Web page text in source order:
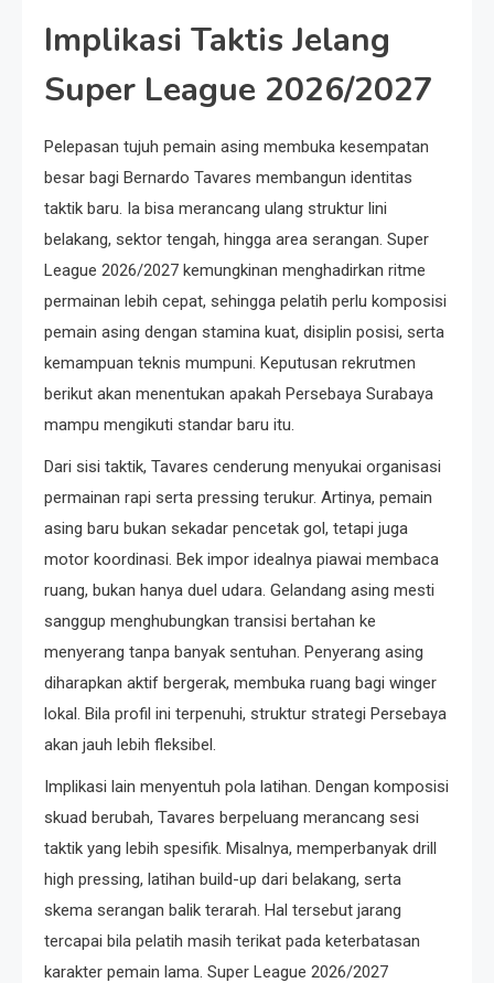
Implikasi Taktis Jelang
Super League 2026/2027
Pelepasan tujuh pemain asing membuka kesempatan
besar bagi Bernardo Tavares membangun identitas
taktik baru. Ia bisa merancang ulang struktur lini
belakang, sektor tengah, hingga area serangan. Super
League 2026/2027 kemungkinan menghadirkan ritme
permainan lebih cepat, sehingga pelatih perlu komposisi
pemain asing dengan stamina kuat, disiplin posisi, serta
kemampuan teknis mumpuni. Keputusan rekrutmen
berikut akan menentukan apakah Persebaya Surabaya
mampu mengikuti standar baru itu.
Dari sisi taktik, Tavares cenderung menyukai organisasi
permainan rapi serta pressing terukur. Artinya, pemain
asing baru bukan sekadar pencetak gol, tetapi juga
motor koordinasi. Bek impor idealnya piawai membaca
ruang, bukan hanya duel udara. Gelandang asing mesti
sanggup menghubungkan transisi bertahan ke
menyerang tanpa banyak sentuhan. Penyerang asing
diharapkan aktif bergerak, membuka ruang bagi winger
lokal. Bila profil ini terpenuhi, struktur strategi Persebaya
akan jauh lebih fleksibel.
Implikasi lain menyentuh pola latihan. Dengan komposisi
skuad berubah, Tavares berpeluang merancang sesi
taktik yang lebih spesifik. Misalnya, memperbanyak drill
high pressing, latihan build-up dari belakang, serta
skema serangan balik terarah. Hal tersebut jarang
tercapai bila pelatih masih terikat pada keterbatasan
karakter pemain lama. Super League 2026/2027